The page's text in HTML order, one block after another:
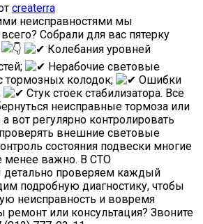
createrra
неисправностями мы
Собрали для вас пятерку
Колебания уровней
Нерабочие световые
тормозных колодок;
Ошибки
Стук стоек стабилизатора. Все
неисправные тормоза или
регулярно контролировать
внешние световые
состояния подвески многие
менее важно. В СТО
проверяем каждый
подробную диагностику, чтобы
неисправность и вовремя
ремонт или консультация? Звоните